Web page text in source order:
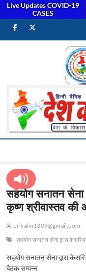
facebook
Twitter
सहयोग सनातन सेना
कृष्ण श्रीवास्तव की
priyalm1309@gmail.com
सहयोग सनातन सेना द्वारा
सहयोग सनातन सेना द्वारा
बैठक सम्पन्न
Live Updates COVID-19
CASES